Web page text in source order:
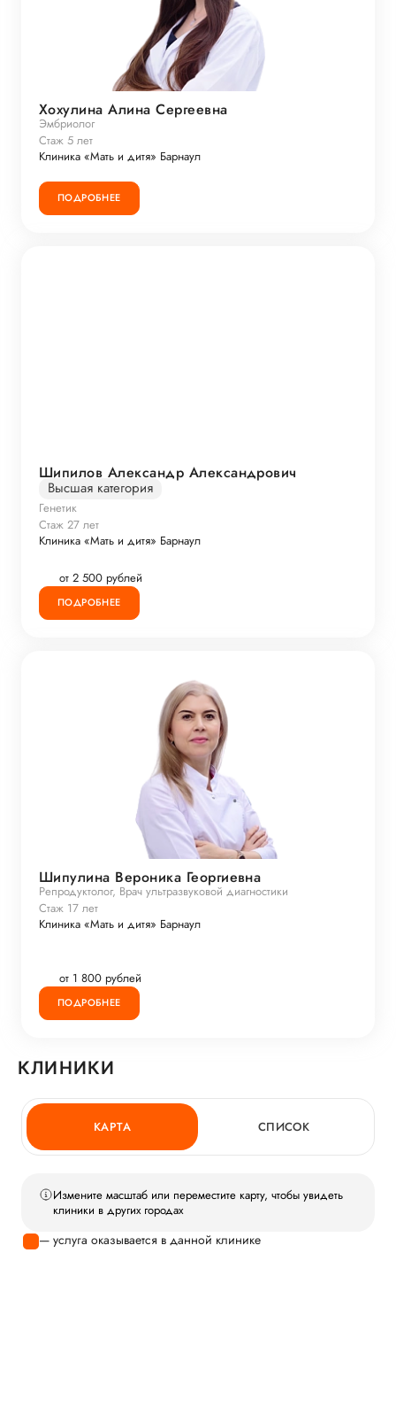
Хохулина Алина Сергеевна
Эмбриолог
Стаж 5 лет
Клиника «Мать и дитя» Барнаул
ПОДРОБНЕЕ
Шипилов Александр Александрович
Высшая категория
Генетик
Стаж 27 лет
Клиника «Мать и дитя» Барнаул
от 2 500 рублей
ПОДРОБНЕЕ
Шипулина Вероника Георгиевна
Репродуктолог, Врач ультразвуковой диагностики
Стаж 17 лет
Клиника «Мать и дитя» Барнаул
от 1 800 рублей
ПОДРОБНЕЕ
КЛИНИКИ
КАРТА СПИСОК
Измените масштаб или переместите карту, чтобы увидеть
клиники в других городах
— услуга оказывается в данной клинике